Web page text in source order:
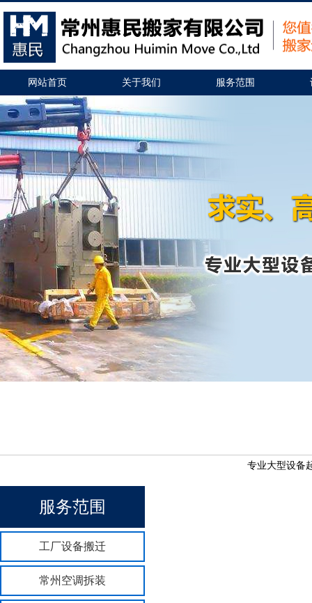
网站首页 关于我们 服务范围
专业大型设备
服务范围
工厂设备搬迁
常州空调拆装